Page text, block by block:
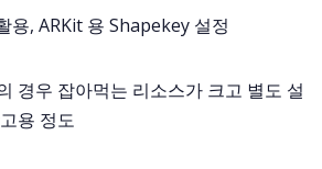
용, ARKit 용 Shapekey 설정
경우 잡아먹는 리소스가 크고 별도 설
용 정도